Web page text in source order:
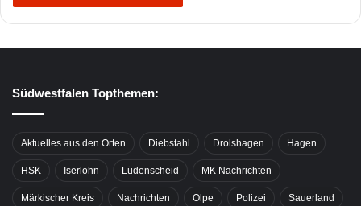
Südwestfalen Topthemen:
Aktuelles aus den Orten Diebstahl Drolshagen Hagen
HSK Iserlohn Lüdenscheid MK Nachrichten
Märkischer Kreis Nachrichten Olpe Polizei Sauerland